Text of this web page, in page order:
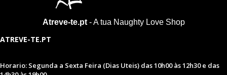
Atreve-te.pt- A tua Naughty Love Shop
ATREVE-TE.PT
Horario: Segunda a Sexta Feira (Dias Uteis) das 10h00 às 12h30 e das